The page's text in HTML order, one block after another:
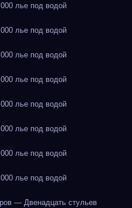
лье под водой
лье под водой
лье под водой
лье под водой
лье под водой
лье под водой
лье под водой
лье под водой
— Двенадцать стульев